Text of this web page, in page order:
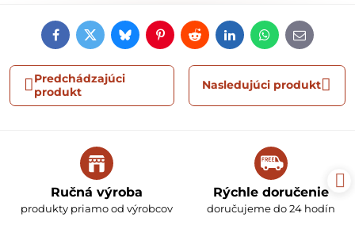
FacebookTwitterBlueskyPinterestRedditLinkedInWhatsApp
E-
mail
Predchádzajúci
produkt
Nasledujúci produkt
Ručná výroba
produkty priamo od výrobcov
Rýchle doručenie
doručujeme do 24 hodín